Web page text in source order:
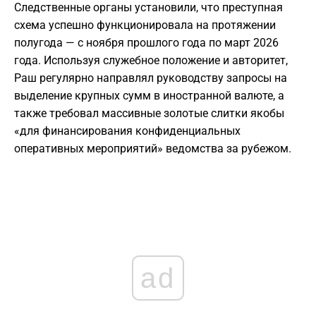
Следственные органы установили, что преступная
схема успешно функционировала на протяжении
полугода — с ноября прошлого года по март 2026
года. Используя служебное положение и авторитет,
Раш регулярно направлял руководству запросы на
выделение крупных сумм в иностранной валюте, а
также требовал массивные золотые слитки якобы
«для финансирования конфиденциальных
оперативных мероприятий» ведомства за рубежом.
ad